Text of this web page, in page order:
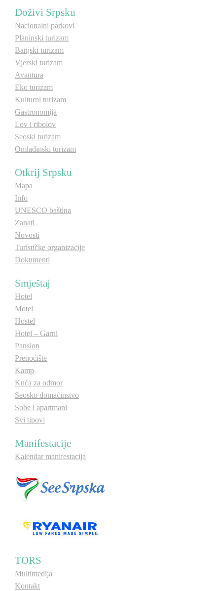
Doživi Srpsku
Nacionalni parkovi
Planinski turizam
Banjski turizam
Vjerski turizam
Avantura
Eko turizam
Kulturni turizam
Gastronomija
Lov i ribolov
Seoski turizam
Omladinski turizam
Otkrij Srpsku
Mapa
Info
UNESCO baština
Zanati
Novosti
Turističke organizacije
Dokumenti
Smještaj
Hotel
Motel
Hostel
Hotel – Garni
Pansion
Prenoćište
Kamp
Kuća za odmor
Seosko domaćinstvo
Sobe i apartmani
Svi tipovi
Manifestacije
Kalendar manifestacija
TORS
Multimedija
Kontakt